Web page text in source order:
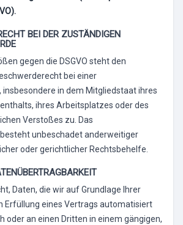
BEI DER ZUSTÄNDIGEN
gegen die DSGVO steht den
bei einer
in dem Mitgliedstaat ihres
ihres Arbeitsplatzes oder des
Verstoßes zu. Das
unbeschadet anderweitiger
oder gerichtlicher Rechtsbehelfe.
Daten, die wir auf Grundlage Ihrer
Erfüllung eines Vertrags automatisiert
oder an einen Dritten in einem gängigen,